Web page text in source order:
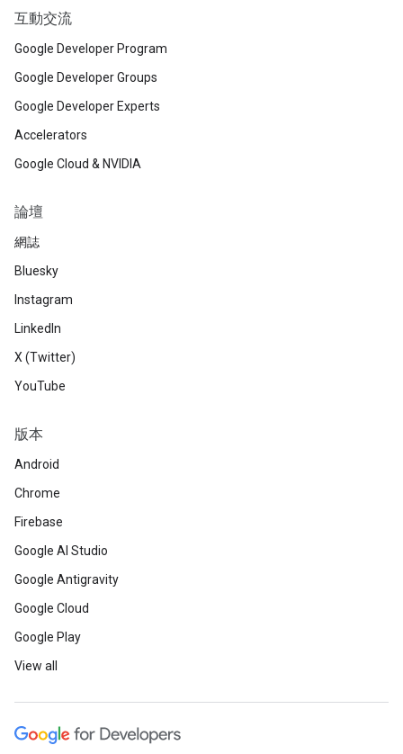
互動交流
Google Developer Program
Google Developer Groups
Google Developer Experts
Accelerators
Google Cloud & NVIDIA
論壇
網誌
Bluesky
Instagram
LinkedIn
X (Twitter)
YouTube
版本
Android
Chrome
Firebase
Google AI Studio
Google Antigravity
Google Cloud
Google Play
View all